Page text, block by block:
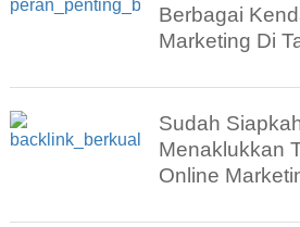
Berbagai
Marketing Di
Sudah
Menaklukkan
Online